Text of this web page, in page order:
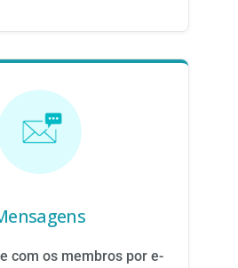
com os membros por e-